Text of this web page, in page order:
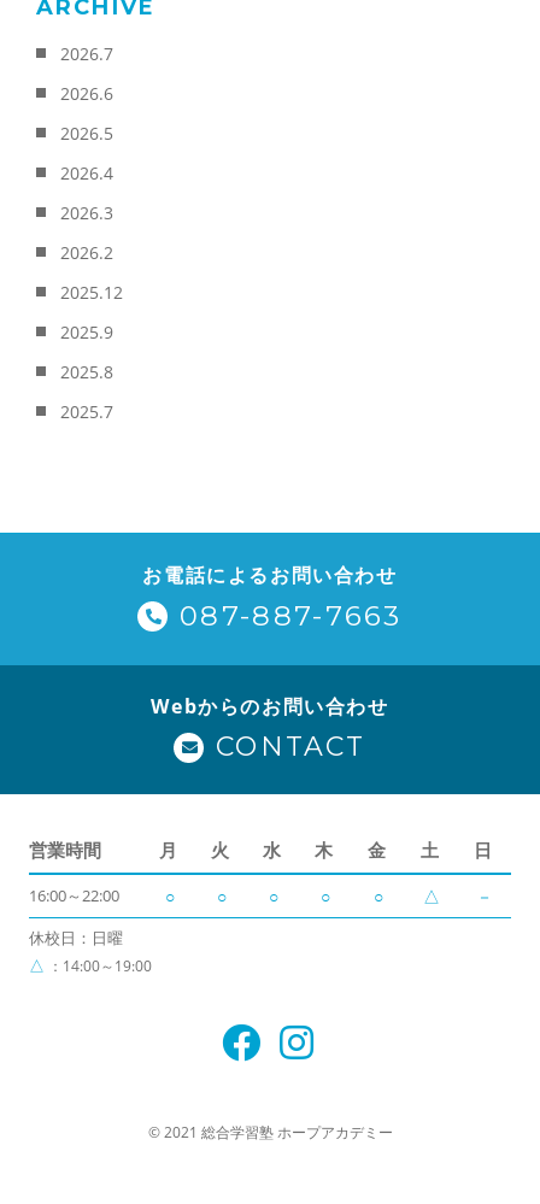
ARCHIVE
2026.7
2026.6
2026.5
2026.4
2026.3
2026.2
2025.12
2025.9
2025.8
2025.7
お電話によるお問い合わせ
087-887-7663
Webからのお問い合わせ
CONTACT
営業時間 月 火 水 木 金 土 日
16:00～22:00 ○ ○ ○ ○ ○ △ －
休校日：日曜
△ ：14:00～19:00
© 2021 総合学習塾 ホープアカデミー